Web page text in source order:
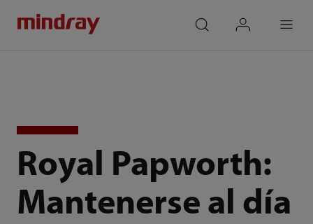
Royal Papworth:
Mantenerse al día